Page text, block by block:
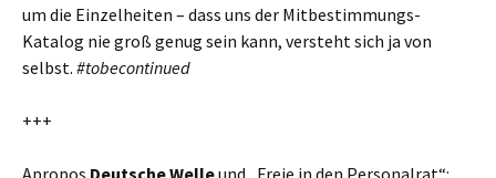
um die Einzelheiten – dass uns der Mitbestimmungs-
Katalog nie groß genug sein kann, versteht sich ja von
selbst. #tobecontinued
+++
Apropos Deutsche Welleund „Freie in den Personalrat“: